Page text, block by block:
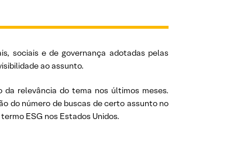
sociais e de governança adotadas pelas
ao assunto.
relevância do tema nos últimos meses.
do número de buscas de certo assunto no
ESG nos Estados Unidos.